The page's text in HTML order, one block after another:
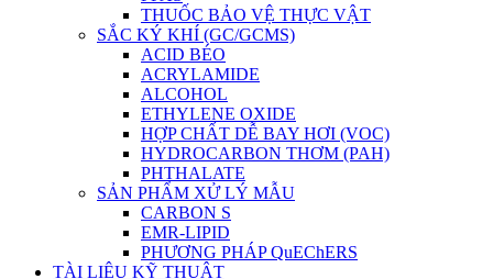
THUỐC BẢO VỆ THỰC VẬT
SẮC KÝ KHÍ (GC/GCMS)
ACID BÉO
ACRYLAMIDE
ALCOHOL
ETHYLENE OXIDE
HỢP CHẤT DỄ BAY HƠI (VOC)
HYDROCARBON THƠM (PAH)
PHTHALATE
SẢN PHẨM XỬ LÝ MẪU
CARBON S
EMR-LIPID
PHƯƠNG PHÁP QuEChERS
TÀI LIỆU KỸ THUẬT